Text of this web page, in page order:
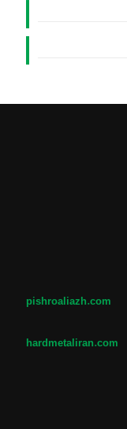
pishroaliazh.com
hardmetaliran.com